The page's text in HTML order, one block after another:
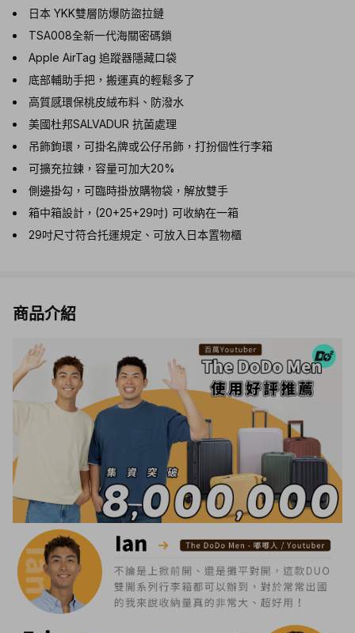
日本 YKK雙層防爆防盜拉鏈
TSA008全新一代海關密碼鎖
Apple AirTag 追蹤器隱藏口袋
底部輔助手把，搬運真的輕鬆多了
高質感環保桃皮絨布料、防潑水
美國杜邦SALVADUR 抗菌處理
吊飾鉤環，可掛名牌或公仔吊飾，打扮個性行李箱
可擴充拉鍊，容量可加大20%
側邊掛勾，可臨時掛放購物袋，解放雙手
箱中箱設計，(20+25+29吋) 可收納在一箱
29吋尺寸符合托運規定、可放入日本置物櫃
商品介紹